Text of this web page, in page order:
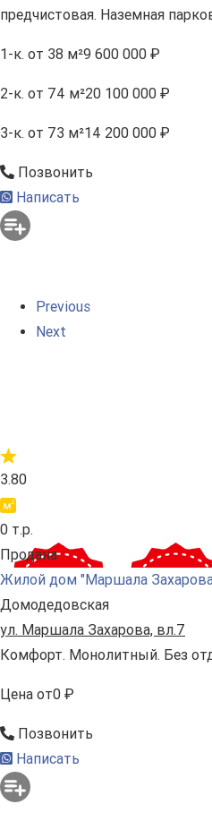
предчистовая. Наземная
1-к. от 38 м²9 600 000 ₽
2-к. от 74 м²20 100 000 ₽
3-к. от 73 м²14 200 000 ₽
Позвонить
Написать
Previous
Next
3.80
0 т.р.
Продана
Жилой дом "Маршала
Домодедовская
ул. Маршала Захарова, вл.7
Комфорт. Монолитный. Без
Цена от0 ₽
Позвонить
Написать